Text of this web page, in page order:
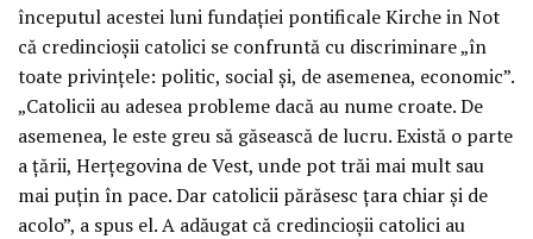
începutul acestei luni fundației pontificale Kirche in Not
că credincioșii catolici se confruntă cu discriminare „în
toate privințele: politic, social și, de asemenea, economic”.
„Catolicii au adesea probleme dacă au nume croate. De
asemenea, le este greu să găsească de lucru. Există o parte
a țării, Herțegovina de Vest, unde pot trăi mai mult sau
mai puțin în pace. Dar catolicii părăsesc țara chiar și de
acolo”, a spus el. A adăugat că credincioșii catolici au